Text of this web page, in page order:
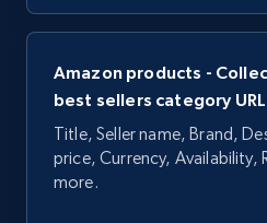
Amazon products -
best sellers category URL
Title, Seller name, Brand,
price, Currency, Availability,
more.